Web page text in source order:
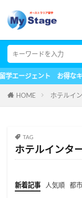
キャンペーン実施中！
HOME ホテルイ
TAG
ホテルインタ
新着記事 人気順 都